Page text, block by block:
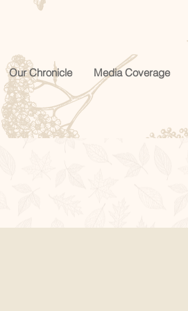
Our Chronicle Media Coverage